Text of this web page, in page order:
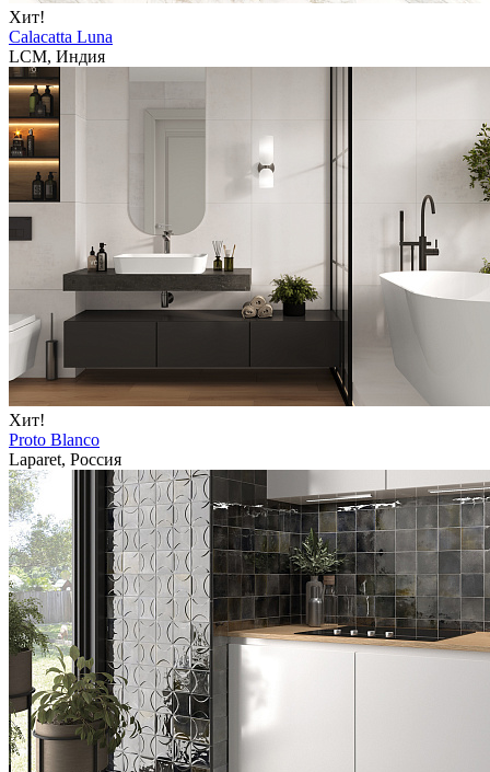
Хит!
Calacatta Luna
LCM, Индия
Хит!
Proto Blanco
Laparet, Россия